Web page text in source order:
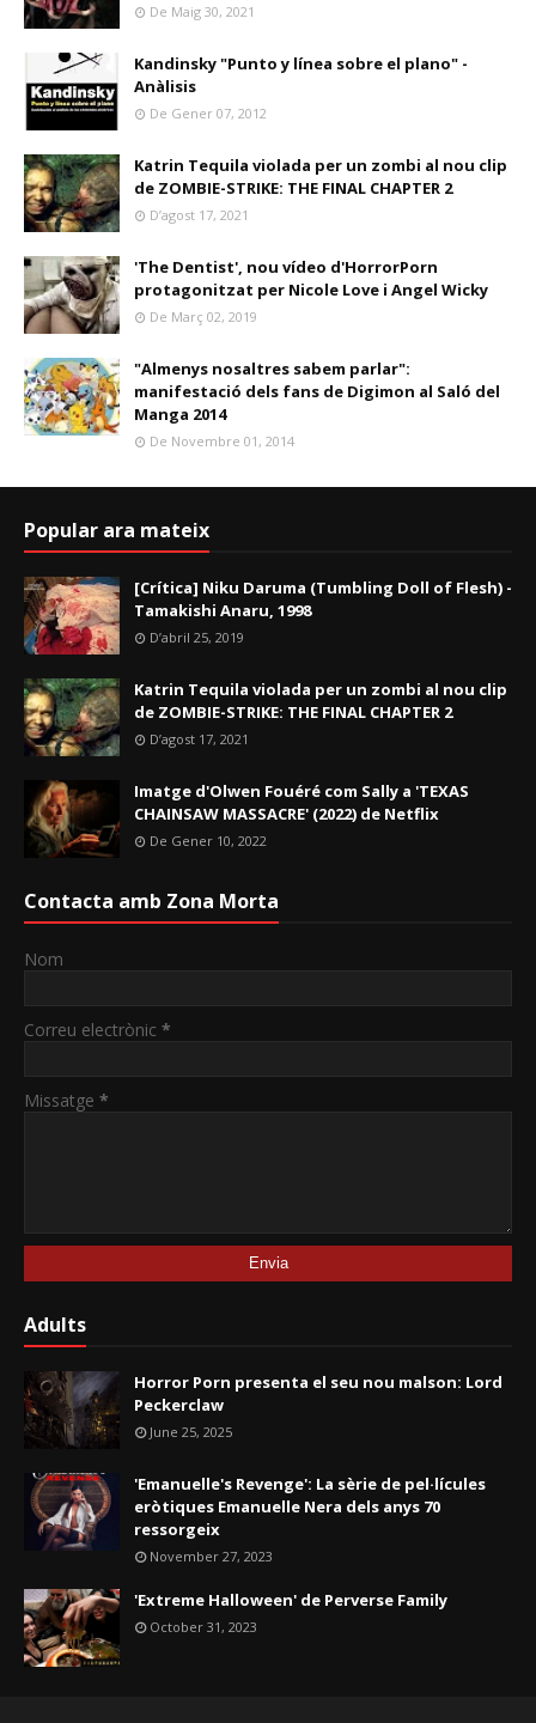
De Maig 30, 2021
Kandinsky "Punto y línea sobre el plano" -
Anàlisis
De Gener 07, 2012
Katrin Tequila violada per un zombi al nou clip
de ZOMBIE-STRIKE: THE FINAL CHAPTER 2
D’agost 17, 2021
'The Dentist', nou vídeo d'HorrorPorn
protagonitzat per Nicole Love i Angel Wicky
De Març 02, 2019
"Almenys nosaltres sabem parlar":
manifestació dels fans de Digimon al Saló del
Manga 2014
De Novembre 01, 2014
Popular ara mateix
[Crítica] Niku Daruma (Tumbling Doll of Flesh) -
Tamakishi Anaru, 1998
D’abril 25, 2019
Katrin Tequila violada per un zombi al nou clip
de ZOMBIE-STRIKE: THE FINAL CHAPTER 2
D’agost 17, 2021
Imatge d'Olwen Fouéré com Sally a 'TEXAS
CHAINSAW MASSACRE' (2022) de Netflix
De Gener 10, 2022
Contacta amb Zona Morta
Nom
Correu electrònic *
Missatge *
Adults
Horror Porn presenta el seu nou malson: Lord
Peckerclaw
June 25, 2025
'Emanuelle's Revenge': La sèrie de pel·lícules
eròtiques Emanuelle Nera dels anys 70
ressorgeix
November 27, 2023
'Extreme Halloween' de Perverse Family
October 31, 2023